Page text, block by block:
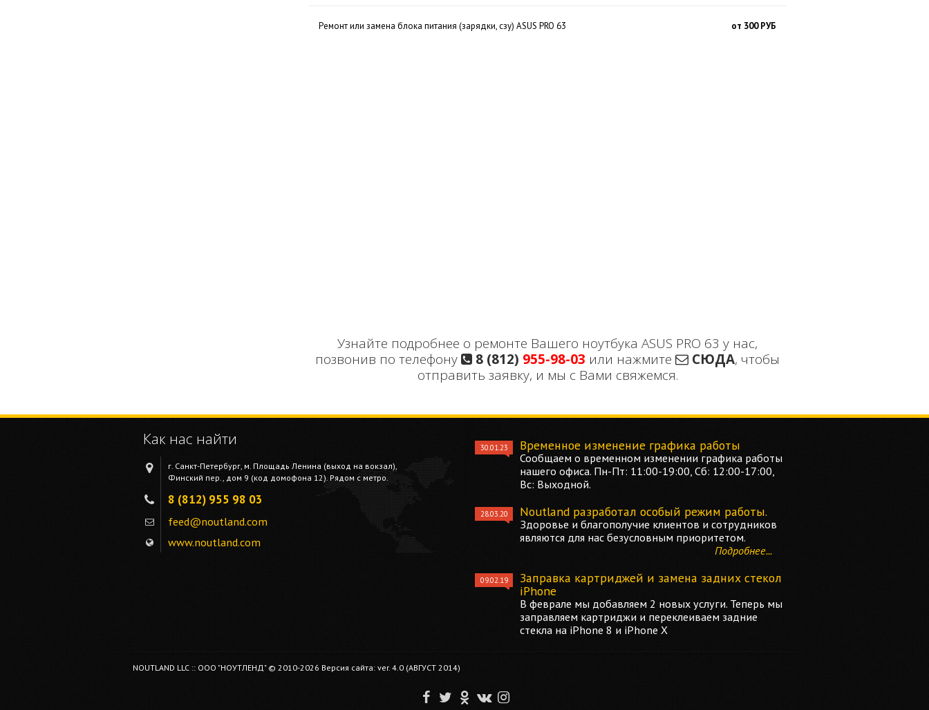
Ремонт или замена блока питания (зарядки, сзу) ASUS PRO 63 от 300 РУБ
Узнайте подробнее о ремонте Вашего ноутбука ASUS PRO 63 у нас,
позвонив по телефону
8 (812) 955-98-03 или нажмите СЮДА, чтобы
отправить заявку, и мы с Вами свяжемся.
Как нас найти
г. Санкт-Петербург, м. Площадь Ленина (выход на вокзал),
Финский пер., дом 9 (код домофона 12). Рядом с метро.
8 (812) 955 98 03
feed@noutland.com
www.noutland.com
30.01.23 Временное изменение графика работы
Сообщаем о временном изменении графика работы
нашего офиса. Пн-Пт: 11:00-19:00, Сб: 12:00-17:00,
Вс: Выходной.
28.03.20 Noutland разработал особый режим работы.
Здоровье и благополучие клиентов и сотрудников
являются для нас безусловным приоритетом.
Подробнее...
09.02.19
Заправка картриджей и замена задних стекол
iPhone
В феврале мы добавляем 2 новых услуги. Теперь мы
заправляем картриджи и переклеиваем задние
стекла на iPhone 8 и iPhone X
NOUTLAND LLC :: ООО "НОУТЛЕНД" © 2010-2026 Версия сайта: ver. 4.0 (АВГУСТ 2014)
F T O V I